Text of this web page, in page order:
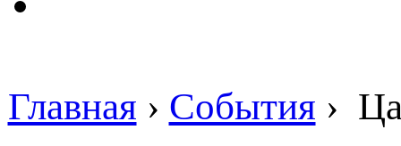
Главная › События ›